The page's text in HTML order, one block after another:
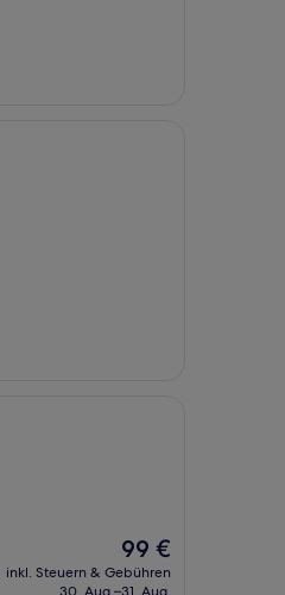
Der
Preis
beträgt
99 €
inkl. Steuern & Gebühren